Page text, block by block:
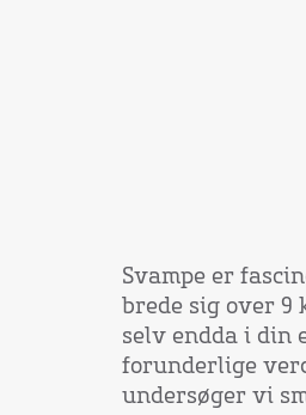
Svampe er
brede sig over 9
selv endda i din
forunderlige
undersøger vi